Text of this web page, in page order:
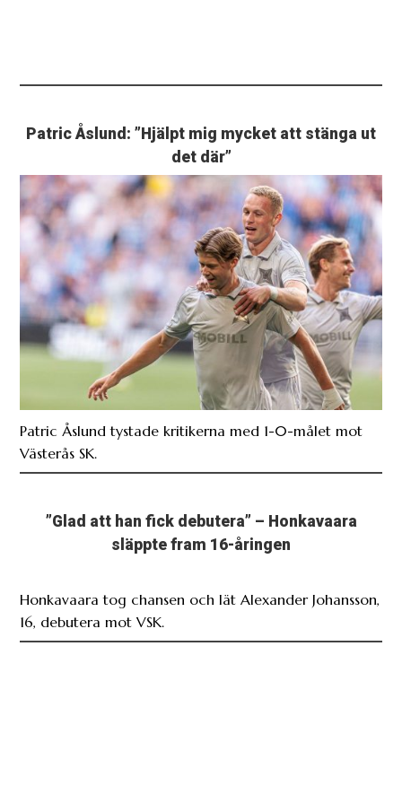
Patric Åslund: ”Hjälpt mig mycket att stänga ut
det där”
Patric Åslund tystade kritikerna med 1-0-målet mot
Västerås SK.
”Glad att han fick debutera” – Honkavaara
släppte fram 16-åringen
Honkavaara tog chansen och lät Alexander Johansson,
16, debutera mot VSK.